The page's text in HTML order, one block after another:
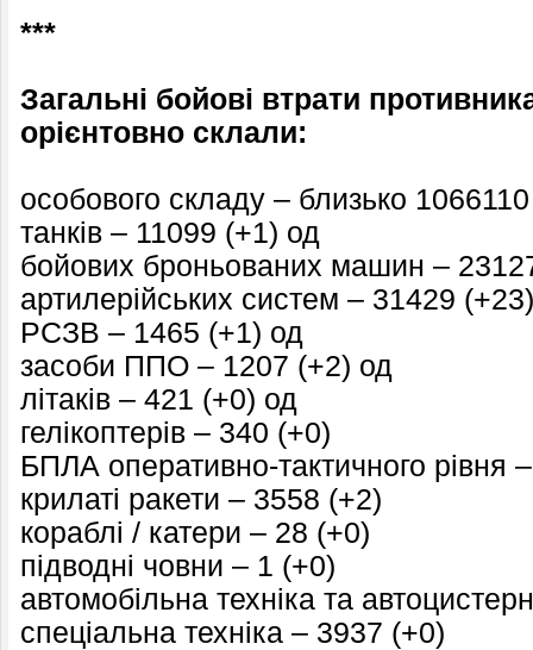
***
Загальні бойові втрати
орієнтовно склали:
особового складу – близько
танків – 11099 (+1) од
бойових броньованих машин –
артилерійських систем – 31429
РСЗВ – 1465 (+1) од
засоби ППО – 1207 (+2) од
літаків – 421 (+0) од
гелікоптерів – 340 (+0)
БПЛА оперативно-тактичного рівня
крилаті ракети – 3558 (+2)
кораблі / катери – 28 (+0)
підводні човни – 1 (+0)
автомобільна техніка та
спеціальна техніка – 3937 (+0)